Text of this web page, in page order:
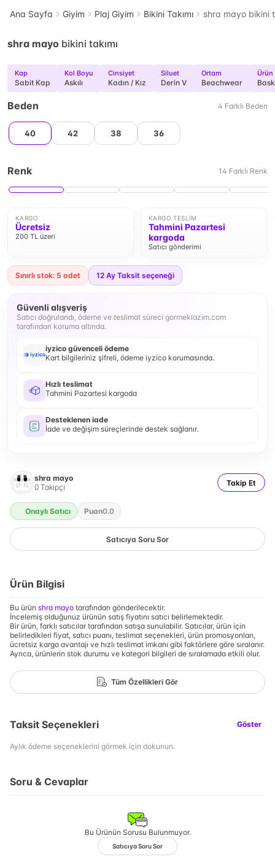
Ana Sayfa Giyim Plaj Giyim Bikini Takımı shra mayo bikini
shra mayo bikini takımı
Kap
Sabit Kap
Kol Boyu
Askılı
Cinsiyet
Kadın / Kız
Siluet
Derin V
Ortam
Beachwear
Ürün
Beden 4 Farklı Beden
40 42 38 36
Renk 14 Farklı Renk
KARGO
Ücretsiz
200 TL üzeri
KARGO TESLIM
Tahmini Pazartesi
kargoda
Satıcı gönderimi
Sınırlı stok: 5 adet 12 Ay Taksit seçeneği
Güvenli alışveriş
Satıcı doğrulandı, ödeme ve teslimat süreci gormeklazim.com
tarafından koruma altında.
iyzico güvenceli ödeme
Kart bilgileriniz şifreli, ödeme iyzico korumasında.
Hızlı teslimat
Tahmini Pazartesi kargoda
Desteklenen iade
İade ve değişim süreçlerinde destek sağlanır.
shra mayo
0 Takipçi Takip Et
Onaylı Satıcı Puan0.0
Satıcıya Soru Sor
Ürün Bilgisi
Bu ürün shra mayo tarafından gönderilecektir.
İncelemiş olduğunuz ürünün satış fiyatını satıcı belirlemektedir.
Bir ürün, farklı satıcılar tarafından satışa sunulabilir. Satıcılar, ürün için
belirledikleri fiyat, satıcı puanı, teslimat seçenekleri, ürün promosyonları,
ücretsiz kargo avantajı ve hızlı teslimat imkanı gibi faktörlere göre sıralanır.
Ayrıca, ürünlerin stok durumu ve kategori bilgileri de sıralamada etkili olur.
Tüm Özellikleri Gör
Taksit Seçenekleri Göster
Aylık ödeme seçeneklerini görmek için dokunun.
Soru & Cevaplar
Bu Ürünün Sorusu Bulunmuyor.
Satıcıya Soru Sor